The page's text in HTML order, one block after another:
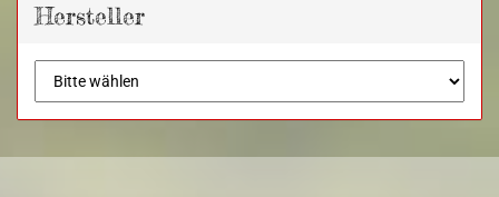
Hersteller